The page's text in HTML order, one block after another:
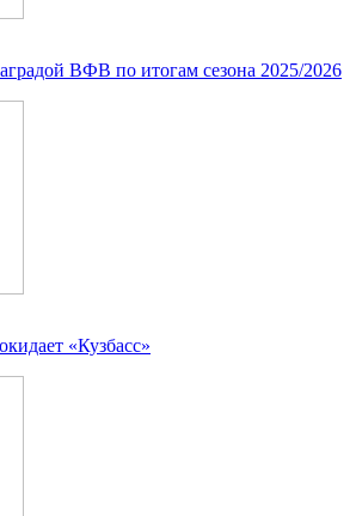
ВФВ по итогам сезона 2025/2026
«Кузбасс»